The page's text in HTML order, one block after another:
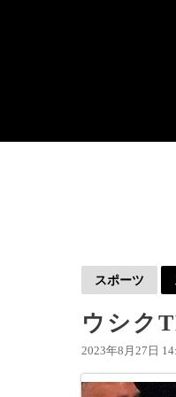
スポーツ
ウシク
2023年8月27日